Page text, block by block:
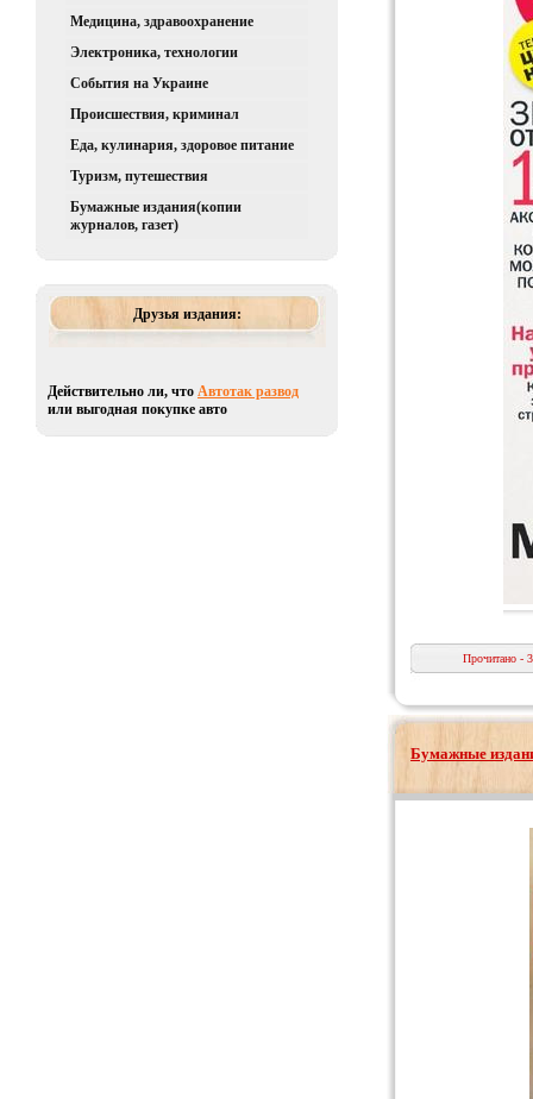
Медицина, здравоохранение
Электроника, технологии
События на Украине
Происшествия, криминал
Еда, кулинария, здоровое питание
Туризм, путешествия
Бумажные издания(копии
журналов, газет)
Друзья издания:
Действительно ли, что Автотак развод
или выгодная покупке авто
Прочитано -
Бумажные